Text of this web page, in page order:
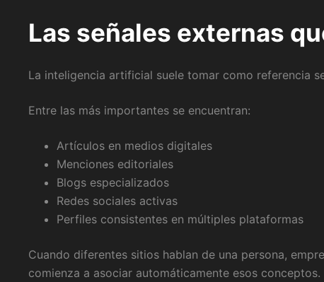
Las señales externas
La inteligencia artificial suele tomar como referencia
Entre las más importantes se encuentran:
Artículos en medios digitales
Menciones editoriales
Blogs especializados
Redes sociales activas
Perfiles consistentes en múltiples plataformas
Cuando diferentes sitios hablan de una persona,
comienza a asociar automáticamente esos conceptos.